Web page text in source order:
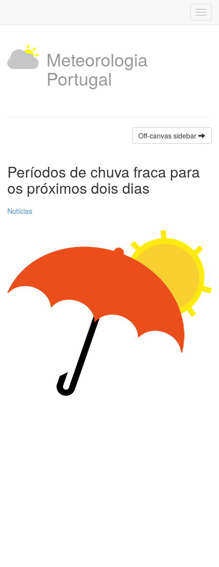
Meteorologia
Portugal
Off-canvas sidebar
Períodos de chuva fraca para
os próximos dois dias
Notícias